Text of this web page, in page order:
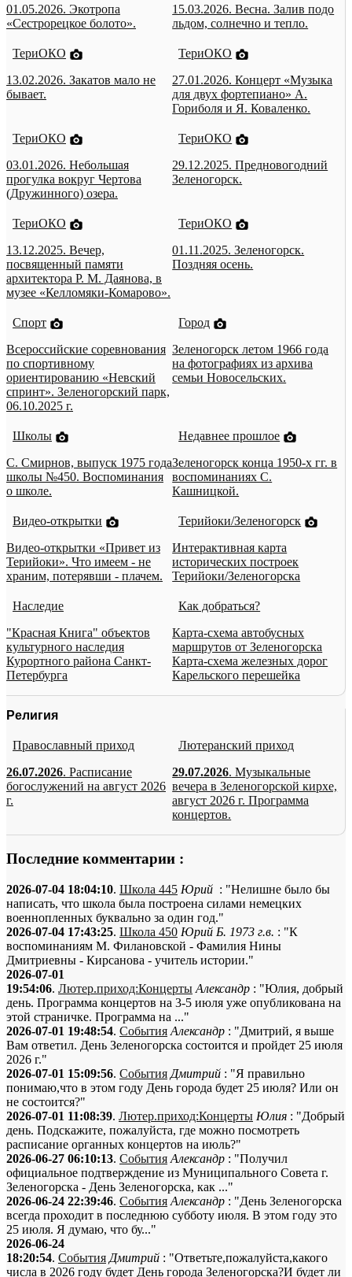
01.05.2026. Экотропа
«Сестрорецкое болото».
15.03.2026. Весна. Залив подо
льдом, солнечно и тепло.
ТериОКО
13.02.2026. Закатов мало не
бывает.
ТериОКО
27.01.2026. Концерт «Музыка
для двух фортепиано» А.
Гориболя и Я. Коваленко.
ТериОКО
03.01.2026. Небольшая
прогулка вокруг Чертова
(Дружинного) озера.
ТериОКО
29.12.2025. Предновогодний
Зеленогорск.
ТериОКО
13.12.2025. Вечер,
посвященный памяти
архитектора Р. М. Даянова, в
музее «Келломяки-Комарово».
ТериОКО
01.11.2025. Зеленогорск.
Поздняя осень.
Спорт
Всероссийские соревнования
по спортивному
ориентированию «Невский
спринт». Зеленогорский парк,
06.10.2025 г.
Город
Зеленогорск летом 1966 года
на фотографиях из архива
семьи Новосельских.
Школы
С. Смирнов, выпуск 1975 года
школы №450. Воспоминания
о школе.
Недавнее прошлое
Зеленогорск конца 1950-х гг. в
воспоминаниях С.
Кашницкой.
Видео-открытки
Видео-открытки «Привет из
Терийоки». Что имеем - не
храним, потерявши - плачем.
Терийоки/Зеленогорск
Интерактивная карта
исторических построек
Терийоки/Зеленогорска
Наследие
"Красная Книга" объектов
культурного наследия
Курортного района Санкт-
Петербурга
Как добраться?
Карта-схема автобусных
маршрутов от Зеленогорска
Карта-схема железных дорог
Карельского перешейка
Религия
Православный приход
26.07.2026. Расписание
богослужений на август 2026
г.
Лютеранский приход
29.07.2026. Музыкальные
вечера в Зеленогорской кирхе,
август 2026 г. Программа
концертов.
Последние комментарии :
2026-07-04 18:04:10. Школа 445 Юрий : "Нелишне было бы
написать, что школа была построена силами немецких
военнопленных буквально за один год."
2026-07-04 17:43:25. Школа 450 Юрий Б. 1973 г.в. : "К
воспоминаниям М. Филановской - Фамилия Нины
Дмитриевны - Кирсанова - учитель истории."
2026-07-01
19:54:06. Лютер.приход:Концерты Александр : "Юлия, добрый
день. Программа концертов на 3-5 июля уже опубликована на
этой страничке. Программа на ..."
2026-07-01 19:48:54. События Александр : "Дмитрий, я выше
Вам ответил. День Зеленогорска состоится и пройдет 25 июля
2026 г."
2026-07-01 15:09:56. События Дмитрий : "Я правильно
понимаю,что в этом году День города будет 25 июля? Или он
не состоится?"
2026-07-01 11:08:39. Лютер.приход:Концерты Юлия : "Добрый
день. Подскажите, пожалуйста, где можно посмотреть
расписание органных концертов на июль?"
2026-06-27 06:10:13. События Александр : "Получил
официальное подтверждение из Муниципального Совета г.
Зеленогорска - День Зеленогорска, как ..."
2026-06-24 22:39:46. События Александр : "День Зеленогорска
всегда проходит в последнюю субботу июля. В этом году это
25 июля. Я думаю, что бу..."
2026-06-24
18:20:54. События Дмитрий : "Ответьте,пожалуйста,какого
числа в 2026 году будет День города Зеленогорска?И будет ли